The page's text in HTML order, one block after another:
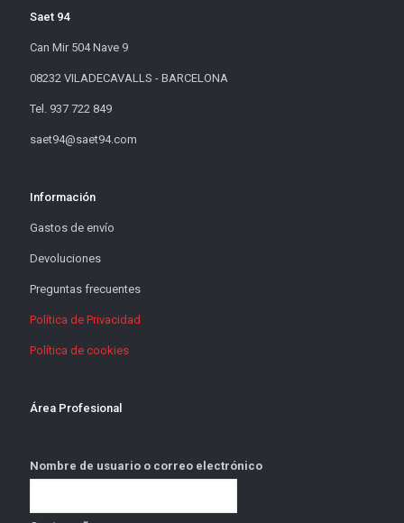
Saet 94
Can Mir 504 Nave 9
08232 VILADECAVALLS - BARCELONA
Tel. 937 722 849
saet94@saet94.com
Información
Gastos de envío
Devoluciones
Preguntas frecuentes
Política de Privacidad
Política de cookies
Área Profesional
Nombre de usuario o correo electrónico